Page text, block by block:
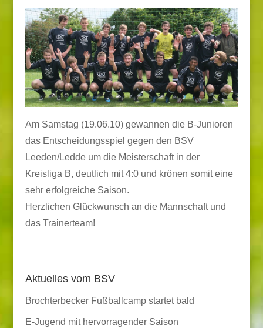
Am Samstag (19.06.10) gewannen die B-Junioren
das Entscheidungsspiel gegen den BSV
Leeden/Ledde um die Meisterschaft in der
Kreisliga B, deutlich mit 4:0 und krönen somit eine
sehr erfolgreiche Saison.
Herzlichen Glückwunsch an die Mannschaft und
das Trainerteam!
Aktuelles vom BSV
Brochterbecker Fußballcamp startet bald
E-Jugend mit hervorragender Saison